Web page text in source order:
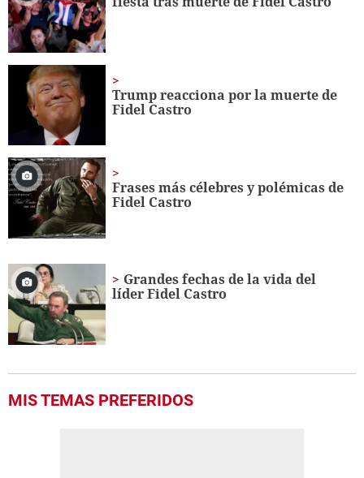
58
seconds
Trump reacciona por la muerte de
Fidel Castro
Frases más célebres y polémicas de
Fidel Castro
Grandes fechas de la vida del
líder Fidel Castro
MIS TEMAS PREFERIDOS